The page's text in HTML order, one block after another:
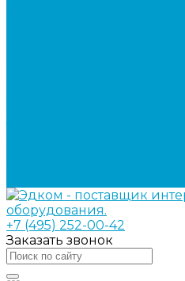
+7 (495) 252-00-42
Заказать звонок